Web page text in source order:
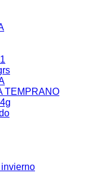
TEMPRANO